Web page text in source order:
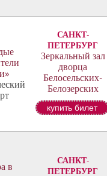
САНКТ-
ПЕТЕРБУРГ
Зеркальный зал
дворца
Белосельских-
Белозерских
купить билет
в
САНКТ-
ПЕТЕРБУРГ